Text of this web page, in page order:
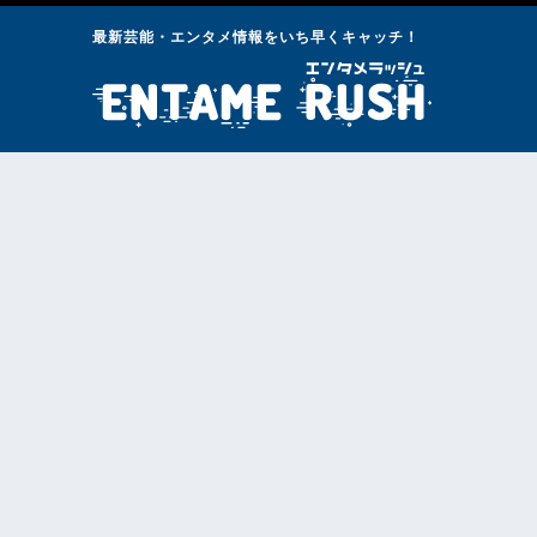
最新芸能・エンタメ情報をいち早くキャッチ！